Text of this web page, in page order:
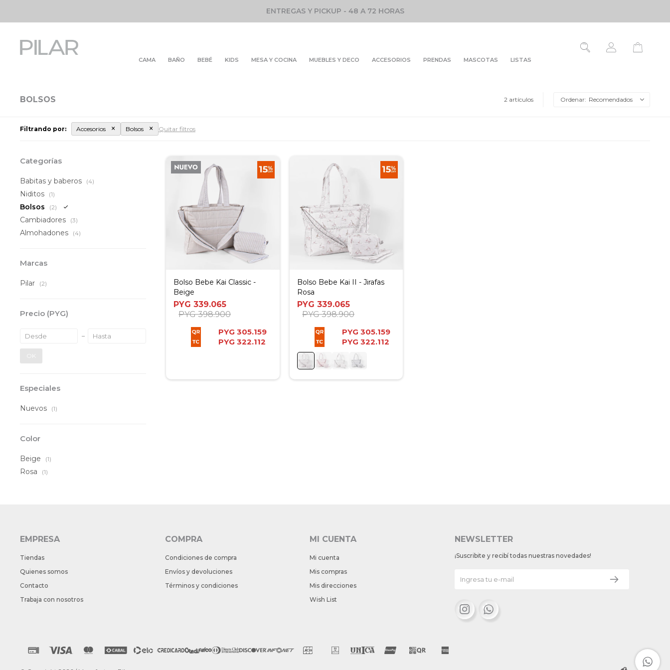
ENTREGAS Y PICKUP - 48 A 72 HORAS
CAMA BAÑO BEBÉ KIDS MESA Y COCINA MUEBLES Y DECO ACCESORIOS PRENDAS MASCOTAS LISTAS
BOLSOS 2 artículos Recomendados
Filtrando por: Accesorios Bolsos Quitar filtros
Bolso Bebe Kai Classic -
Beige
PYG 339.065
PYG 398.900
PYG 305.159
PYG 322.112
Bolso Bebe Kai II - Jirafas
Rosa
PYG 339.065
PYG 398.900
PYG 305.159
PYG 322.112
Categorías
Babitas y baberos (4)
Niditos (1)
Bolsos (2)
Cambiadores (3)
Almohadones (4)
Marcas
Pilar (2)
Precio (PYG)
OK
Especiales
Nuevos (1)
Color
Beige (1)
Rosa (1)
EMPRESA
Tiendas
Quienes somos
Contacto
Trabaja con nosotros
COMPRA
Condiciones de compra
Envíos y devoluciones
Términos y condiciones
MI CUENTA
Mi cuenta
Mis compras
Mis direcciones
Wish List
NEWSLETTER
¡Suscribite y recibí todas nuestras novedades!
 